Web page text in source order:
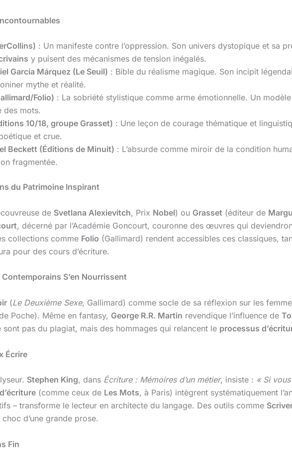
: Un manifeste contre l’oppression. Son univers dystopique et sa
y puisent des mécanismes de tension inégalés.
García Márquez (Le Seuil) : Bible du réalisme magique. Son incipit
mythe et réalité.
Folio) : La sobriété stylistique comme arme émotionnelle. Un
des mots.
10/18, groupe Grasset) : Une leçon de courage thématique et
et crue.
Beckett (Éditions de Minuit) : L’absurde comme miroir de la condition
fragmentée.
du Patrimoine Inspirant
de Svetlana Alexievitch, Prix Nobel) ou Grasset (éditeur de
, décerné par l’Académie Goncourt, couronne des œuvres qui
collections comme Folio (Gallimard) rendent accessibles ces classiques,
pour des cours d’écriture.
S’en Nourrissent
(Le Deuxième Sexe, Gallimard) comme socle de sa réflexion sur les
Poche). Même en fantasy, George R.R. Martin revendique l’influence de
sont pas du plagiat, mais des hommages qui relancent le processus
Écrire
Stephen King, dans Écriture : Mémoires d’un métier, insiste : « Si
(comme ceux de Les Mots, à Paris) intègrent systématiquement
– transforme le lecteur en architecte du langage. Des outils comme
d’une grande prose.
Fin